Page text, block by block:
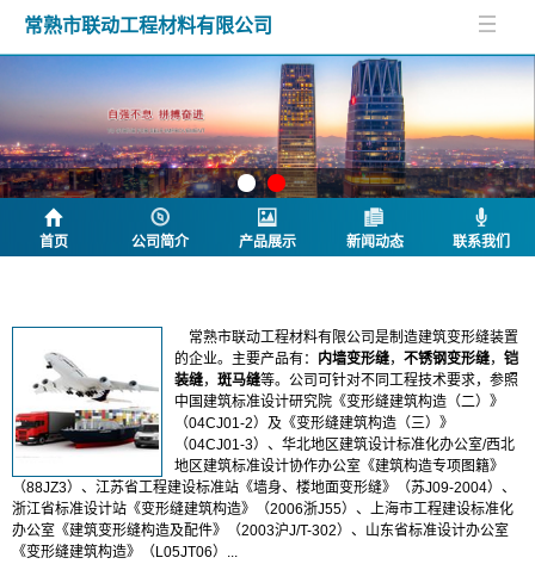
常熟市联动工程材料有限公司
首页 公司简介 产品展示 新闻动态 联系我们
常熟市联动工程材料有限公司是制造建筑变形缝装置
的企业。主要产品有： 内墙变形缝， 不锈钢变形缝， 铠
装缝， 斑马缝等。公司可针对不同工程技术要求，参照
中国建筑标准设计研究院《变形缝建筑构造（二）》
（04CJ01-2）及《变形缝建筑构造（三）》
（04CJ01-3）、华北地区建筑设计标准化办公室/西北
地区建筑标准设计协作办公室《建筑构造专项图籍》
（88JZ3）、江苏省工程建设标准站《墙身、楼地面变形缝》（苏J09-2004）、
浙江省标准设计站《变形缝建筑构造》（2006浙J55）、上海市工程建设标准化
办公室《建筑变形缝构造及配件》（2003沪J/T-302）、山东省标准设计办公室
《变形缝建筑构造》（L05JT06）